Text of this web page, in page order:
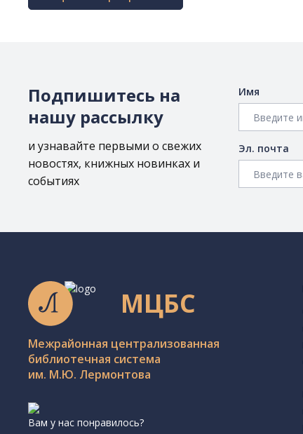
Подпишитесь на
нашу рассылку
и узнавайте первыми о свежих
новостях, книжных новинках и
событиях
Имя
Эл. почта
МЦБС
Межрайонная централизованная
библиотечная система
им. М.Ю. Лермонтова
Вам у нас понравилось?